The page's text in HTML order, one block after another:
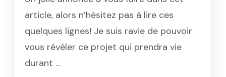
DE
MAQUILLEUSE
article, alors n’hésitez pas à lire ces
quelques lignes! Je suis ravie de pouvoir
vous révéler ce projet qui prendra vie
durant …